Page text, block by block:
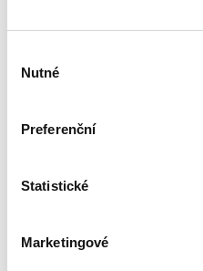
souhlasu
Nutné
Preferenční
Statistické
Marketingové